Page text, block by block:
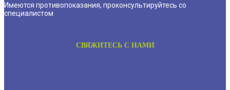
Имеются противопоказания, проконсультируйтесь со
специалистом
СВЯЖИТЕСЬ С НАМИ